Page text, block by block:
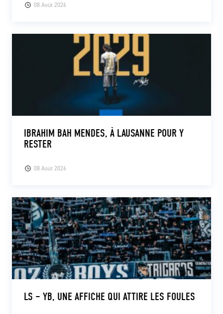
08 Août 2026
08 Août 2026
IBRAHIM BAH MENDES, À LAUSANNE POUR Y
RESTER
LS – YB, UNE AFFICHE QUI ATTIRE LES FOULES